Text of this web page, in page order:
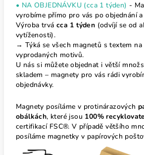
• NA OBJEDNÁVKU (cca 1 týden) -
vyrobíme přímo pro vás po objednání
Výroba trvá cca 1 týden (odvíjí se od
vytíženosti).
→ Týká se všech magnetů s textem na
vyprodaných motivů.
U nás si můžete objednat i větší
skladem – magnety pro vás rádi
objednávky.
Magnety posíláme v protinárazových
obálkách, které jsou 100%
certifikací FSC®. V případě většího
posíláme magnetky v papírových